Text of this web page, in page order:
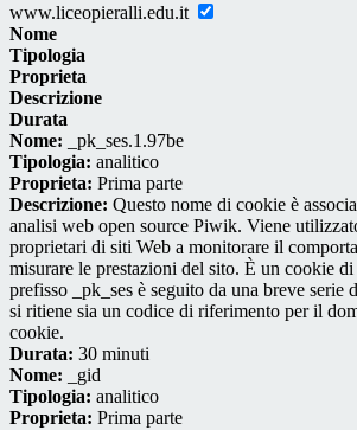
www.liceopieralli.edu.it
Nome
Tipologia
Proprieta
Descrizione
Durata
Nome: _pk_ses.1.97be
Tipologia: analitico
Proprieta: Prima parte
Descrizione: Questo nome di cookie è
analisi web open source Piwik. Viene
proprietari di siti Web a monitorare il
misurare le prestazioni del sito. È un cookie
prefisso _pk_ses è seguito da una breve serie
si ritiene sia un codice di riferimento per il
cookie.
Durata: 30 minuti
Nome: _gid
Tipologia: analitico
Proprieta: Prima parte